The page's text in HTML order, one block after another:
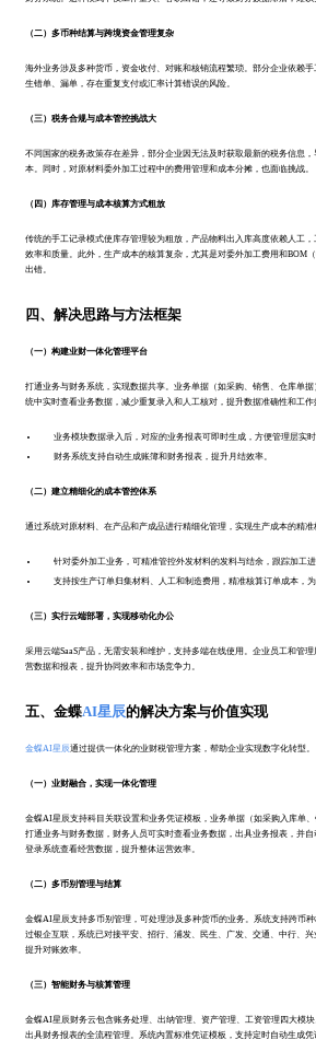
（二）多币种结算与跨境资金管理复杂
海外业务涉及多种货币，资金收付、对账和核销流程繁琐。部分企业依赖
生错单、漏单，存在重复支付或汇率计算错误的风险。
（三）税务合规与成本管控挑战大
不同国家的税务政策存在差异，部分企业因无法及时获取最新的税务信息
本。同时，对原材料委外加工过程中的费用管理和成本分摊，也面临挑战。
（四）库存管理与成本核算方式粗放
传统的手工记录模式使库存管理较为粗放，产品物料出入库高度依赖人工
效率和质量。此外，生产成本的核算复杂，尤其是对委外加工费用和BOM
出错。
四、解决思路与方法框架
（一）构建业财一体化管理平台
打通业务与财务系统，实现数据共享。业务单据（如采购、销售、仓库单
统中实时查看业务数据，减少重复录入和人工核对，提升数据准确性和工作
业务模块数据录入后，对应的业务报表可即时生成，方便管理层实时
财务系统支持自动生成账簿和财务报表，提升月结效率。
（二）建立精细化的成本管控体系
通过系统对原材料、在产品和产成品进行精细化管理，实现生产成本的精准
针对委外加工业务，可精准管控外发材料的发料与结余，跟踪加工进
支持按生产订单归集材料、人工和制造费用，精准核算订单成本，为
（三）实行云端部署，实现移动化办公
采用云端SaaS产品，无需安装和维护，支持多端在线使用。企业员工和管
营数据和报表，提升协同效率和市场竞争力。
五、金蝶AI星辰的解决方案与价值实现
金蝶AI星辰通过提供一体化的业财税管理方案，帮助企业实现数字化转型。
（一）业财融合，实现一体化管理
金蝶AI星辰支持科目关联设置和业务凭证模板，业务单据（如采购入库单
打通业务与财务数据，财务人员可实时查看业务数据，出具业务报表，并
登录系统查看经营数据，提升整体运营效率。
（二）多币别管理与结算
金蝶AI星辰支持多币别管理，可处理涉及多种货币的业务。系统支持跨币
过银企互联，系统已对接平安、招行、浦发、民生、广发、交通、中行、
提升对账效率。
（三）智能财务与核算管理
金蝶AI星辰财务云包含账务处理、出纳管理、资产管理、工资管理四大模
出具财务报表的全流程管理。系统内置标准凭证模板，支持定时自动生成